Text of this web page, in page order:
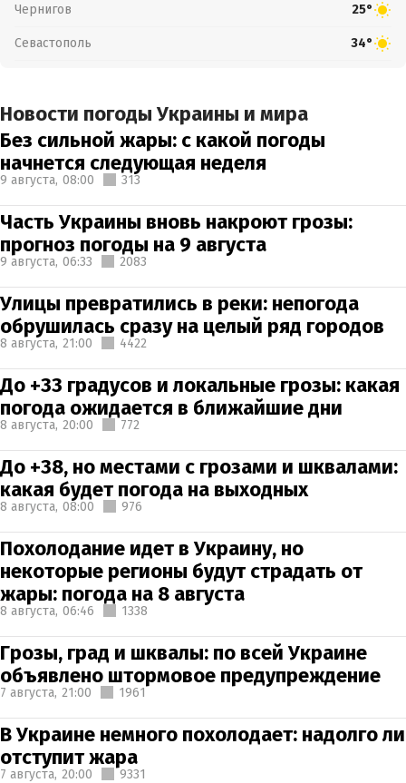
Чернигов 25°
Севастополь 34°
Новости погоды Украины и мира
Без сильной жары: с какой погоды
начнется следующая неделя
9 августа, 08:00 313
Часть Украины вновь накроют грозы:
прогноз погоды на 9 августа
9 августа, 06:33 2083
Улицы превратились в реки: непогода
обрушилась сразу на целый ряд городов
8 августа, 21:00 4422
До +33 градусов и локальные грозы: какая
погода ожидается в ближайшие дни
8 августа, 20:00 772
До +38, но местами с грозами и шквалами:
какая будет погода на выходных
8 августа, 08:00 976
Похолодание идет в Украину, но
некоторые регионы будут страдать от
жары: погода на 8 августа
8 августа, 06:46 1338
Грозы, град и шквалы: по всей Украине
объявлено штормовое предупреждение
7 августа, 21:00 1961
В Украине немного похолодает: надолго ли
отступит жара
7 августа, 20:00 9331